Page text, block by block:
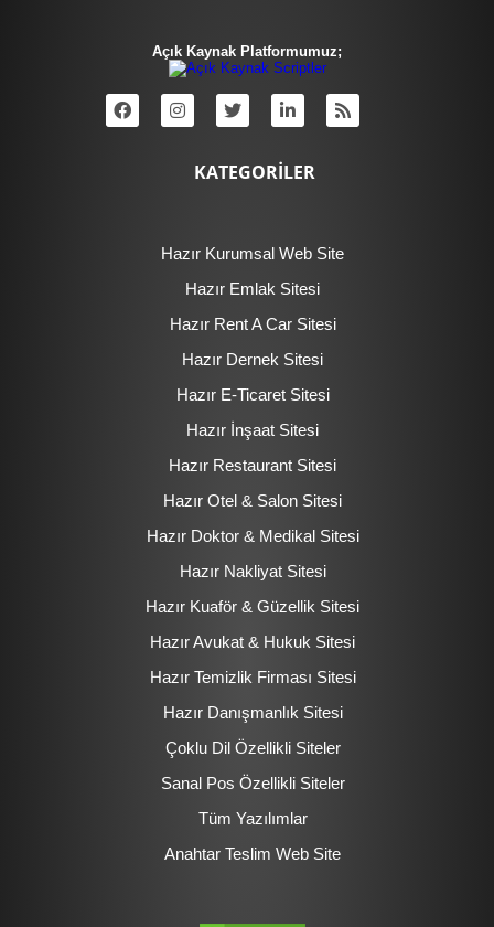
Açık Kaynak Platformumuz;
KATEGORİLER
Hazır Kurumsal Web Site
Hazır Emlak Sitesi
Hazır Rent A Car Sitesi
Hazır Dernek Sitesi
Hazır E-Ticaret Sitesi
Hazır İnşaat Sitesi
Hazır Restaurant Sitesi
Hazır Otel & Salon Sitesi
Hazır Doktor & Medikal Sitesi
Hazır Nakliyat Sitesi
Hazır Kuaför & Güzellik Sitesi
Hazır Avukat & Hukuk Sitesi
Hazır Temizlik Firması Sitesi
Hazır Danışmanlık Sitesi
Çoklu Dil Özellikli Siteler
Sanal Pos Özellikli Siteler
Tüm Yazılımlar
Anahtar Teslim Web Site